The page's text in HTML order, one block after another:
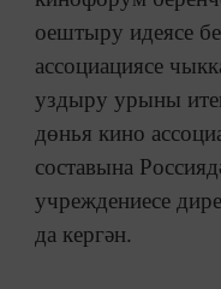
оештыру идеясе
ассоциациясе
уздыру урыны
дөнья кино
составына
учреждениесе
да кергән.